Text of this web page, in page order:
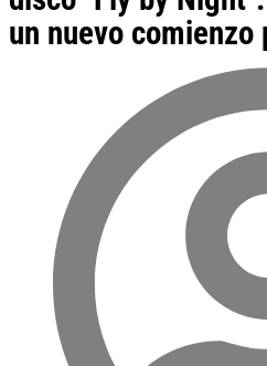
un nuevo comienzo